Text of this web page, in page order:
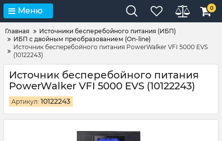
Меню 0
Главная
Источники бесперебойного питания (ИБП)
ИБП с двойным преобразованием (On-line)
Источник бесперебойного питания PowerWalker VFI 5000 EVS
(10122243)
Источник бесперебойного питания
PowerWalker VFI 5000 EVS (10122243)
Артикул: 10122243